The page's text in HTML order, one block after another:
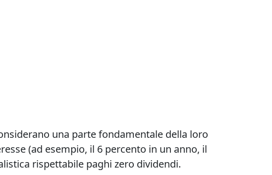
una parte fondamentale della loro
(ad esempio, il 6 percento in un anno, il
rispettabile paghi zero dividendi.